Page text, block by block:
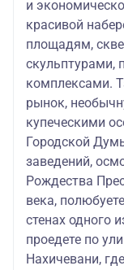
и
красивой
площадям,
комплексами.
рынок,
купеческими
Городской
заведений,
Рождества
века,
стенах одного
проедете по
Нахичевани,